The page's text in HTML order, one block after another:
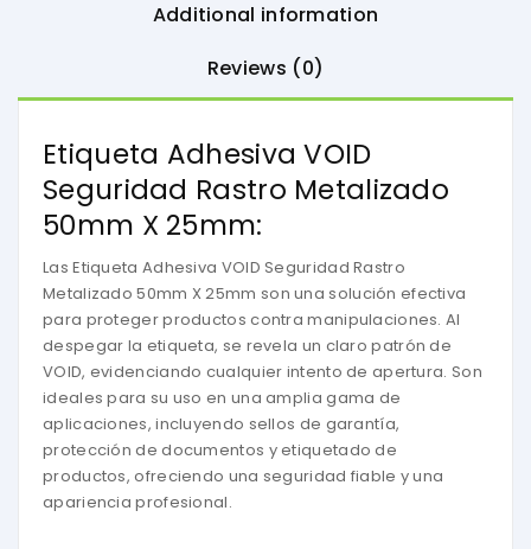
Additional information
Reviews (0)
Etiqueta Adhesiva VOID
Seguridad Rastro Metalizado
50mm X 25mm:
Las Etiqueta Adhesiva VOID Seguridad Rastro
Metalizado 50mm X 25mm son una solución efectiva
para proteger productos contra manipulaciones. Al
despegar la etiqueta, se revela un claro patrón de
VOID, evidenciando cualquier intento de apertura. Son
ideales para su uso en una amplia gama de
aplicaciones, incluyendo sellos de garantía,
protección de documentos y etiquetado de
productos, ofreciendo una seguridad fiable y una
apariencia profesional.